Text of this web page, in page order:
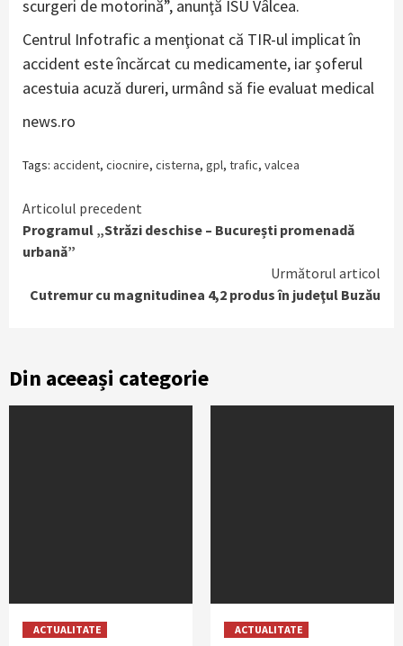
scurgeri de motorină”, anunţă ISU Vâlcea.
Centrul Infotrafic a menţionat că TIR-ul implicat în
accident este încărcat cu medicamente, iar şoferul
acestuia acuză dureri, urmând să fie evaluat medical
news.ro
Tags: accident, ciocnire, cisterna, gpl, trafic, valcea
Continue
Reading
Articolul precedent
Programul „Străzi deschise – București promenadă
urbană”
Următorul articol
Cutremur cu magnitudinea 4,2 produs în judeţul Buzău
Din aceeași categorie
ACTUALITATE
ACTUALITATE